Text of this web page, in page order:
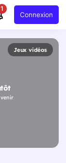
1
Connexion
Jeux vidéos
venir